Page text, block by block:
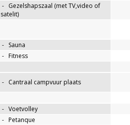
- Gezelshapszaal (met TV,video of
satelit)
- Sauna
- Fitness
- Cantraal campvuur plaats
- Voetvolley
- Petanque